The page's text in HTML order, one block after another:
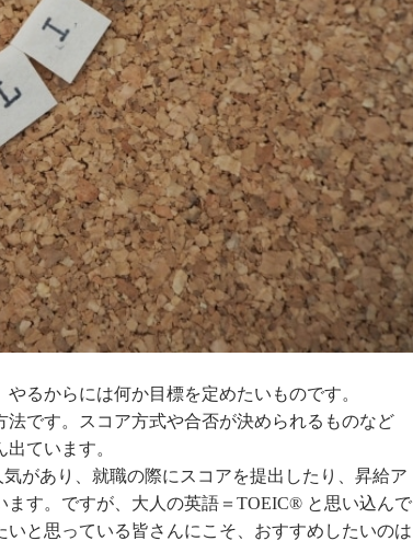
るからには何か目標を定めたいものです。
です。スコア方式や合否が決められるものなど
ています。
があり、就職の際にスコアを提出したり、昇給ア
す。ですが、大人の英語＝TOEIC® と思い込んで
と思っている皆さんにこそ、おすすめしたいのは